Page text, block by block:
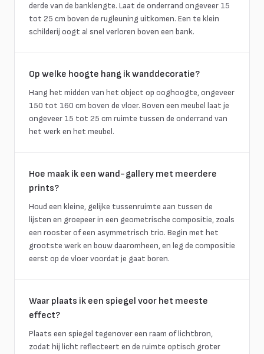
derde van de banklengte. Laat de onderrand ongeveer 15
tot 25 cm boven de rugleuning uitkomen. Een te klein
schilderij oogt al snel verloren boven een bank.
Op welke hoogte hang ik wanddecoratie?
Hang het midden van het object op ooghoogte, ongeveer
150 tot 160 cm boven de vloer. Boven een meubel laat je
ongeveer 15 tot 25 cm ruimte tussen de onderrand van
het werk en het meubel.
Hoe maak ik een wand-gallery met meerdere
prints?
Houd een kleine, gelijke tussenruimte aan tussen de
lijsten en groepeer in een geometrische compositie, zoals
een rooster of een asymmetrisch trio. Begin met het
grootste werk en bouw daaromheen, en leg de compositie
eerst op de vloer voordat je gaat boren.
Waar plaats ik een spiegel voor het meeste
effect?
Plaats een spiegel tegenover een raam of lichtbron,
zodat hij licht reflecteert en de ruimte optisch groter